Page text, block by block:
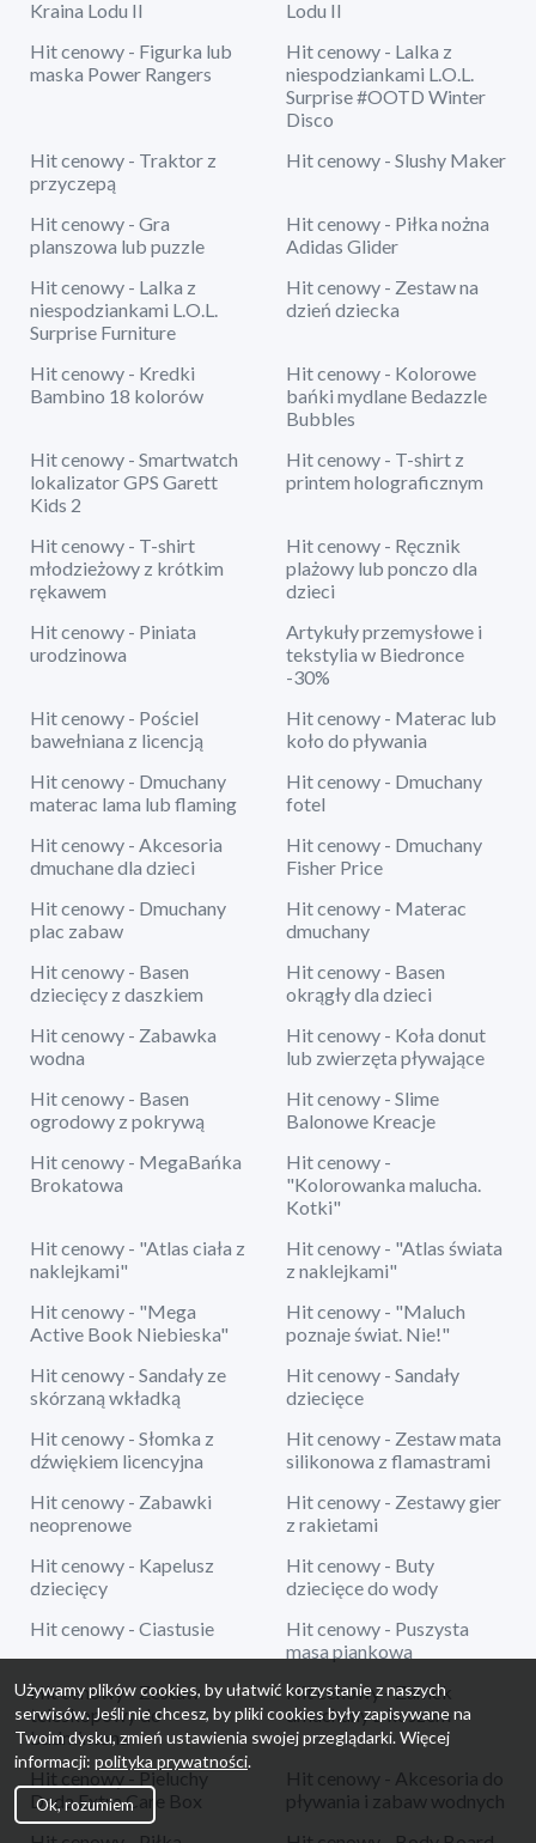
Kraina Lodu II
Lodu II
Hit cenowy - Figurka lub
maska Power Rangers
Hit cenowy - Lalka z
niespodziankami L.O.L.
Surprise #OOTD Winter
Disco
Hit cenowy - Traktor z
przyczepą
Hit cenowy - Slushy Maker
Hit cenowy - Gra
planszowa lub puzzle
Hit cenowy - Piłka nożna
Adidas Glider
Hit cenowy - Lalka z
niespodziankami L.O.L.
Surprise Furniture
Hit cenowy - Zestaw na
dzień dziecka
Hit cenowy - Kredki
Bambino 18 kolorów
Hit cenowy - Kolorowe
bańki mydlane Bedazzle
Bubbles
Hit cenowy - Smartwatch
lokalizator GPS Garett
Kids 2
Hit cenowy - T-shirt z
printem holograficznym
Hit cenowy - T-shirt
młodzieżowy z krótkim
rękawem
Hit cenowy - Ręcznik
plażowy lub ponczo dla
dzieci
Hit cenowy - Piniata
urodzinowa
Artykuły przemysłowe i
tekstylia w Biedronce
-30%
Hit cenowy - Pościel
bawełniana z licencją
Hit cenowy - Materac lub
koło do pływania
Hit cenowy - Dmuchany
materac lama lub flaming
Hit cenowy - Dmuchany
fotel
Hit cenowy - Akcesoria
dmuchane dla dzieci
Hit cenowy - Dmuchany
Fisher Price
Hit cenowy - Dmuchany
plac zabaw
Hit cenowy - Materac
dmuchany
Hit cenowy - Basen
dziecięcy z daszkiem
Hit cenowy - Basen
okrągły dla dzieci
Hit cenowy - Zabawka
wodna
Hit cenowy - Koła donut
lub zwierzęta pływające
Hit cenowy - Basen
ogrodowy z pokrywą
Hit cenowy - Slime
Balonowe Kreacje
Hit cenowy - MegaBańka
Brokatowa
Hit cenowy -
"Kolorowanka malucha.
Kotki"
Hit cenowy - "Atlas ciała z
naklejkami"
Hit cenowy - "Atlas świata
z naklejkami"
Hit cenowy - "Mega
Active Book Niebieska"
Hit cenowy - "Maluch
poznaje świat. Nie!"
Hit cenowy - Sandały ze
skórzaną wkładką
Hit cenowy - Sandały
dziecięce
Hit cenowy - Słomka z
dźwiękiem licencyjna
Hit cenowy - Zestaw mata
silikonowa z flamastrami
Hit cenowy - Zabawki
neoprenowe
Hit cenowy - Zestawy gier
z rakietami
Hit cenowy - Kapelusz
dziecięcy
Hit cenowy - Buty
dziecięce do wody
Hit cenowy - Ciastusie
Hit cenowy - Puszysta
masa piankowa
Hit cenowy - Zestaw
teleskopowy do
badmintona
Hit cenowy - Zamek
dmuchany z koszem
Hit cenowy - Pieluchy
Dada Extra Care Box
Hit cenowy - Akcesoria do
pływania i zabaw wodnych
Używamy plików cookies, by ułatwić korzystanie z naszych
serwisów. Jeśli nie chcesz, by pliki cookies były zapisywane na
Twoim dysku, zmień ustawienia swojej przeglądarki. Więcej
informacji: polityka prywatności.
Ok, rozumiem